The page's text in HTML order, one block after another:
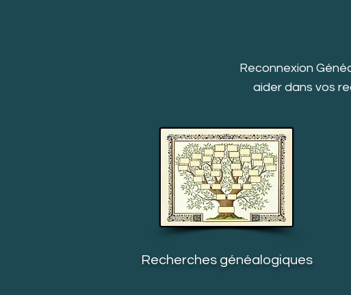
Reconnexion
aider dans vos
Recherches généalogiques